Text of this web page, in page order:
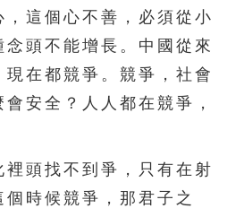
這個心不善，必須從小
頭不能增長。中國從來
在都競爭。競爭，社會
安全？人人都在競爭，
頭找不到爭，只有在射
時候競爭，那君子之